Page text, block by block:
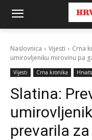
Naslovnica Vijesti Crna
umirovljeniku mirovinu pa
Vijesti Crna kronika
Slatina:
prevarila